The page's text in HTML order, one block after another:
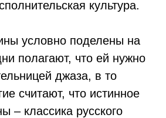
культура.
условно поделены на
полагают, что ей нужно
джаза, в то
считают, что истинное
– классика русского